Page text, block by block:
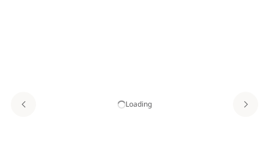
Loading